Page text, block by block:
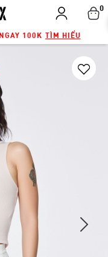
100K TÌM HIỂU
0
Next